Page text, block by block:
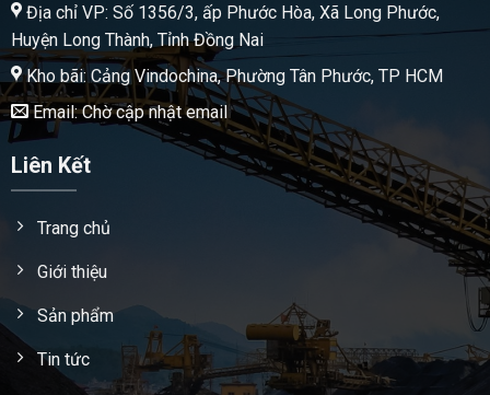
Địa chỉ VP: Số 1356/3, ấp Phước Hòa, Xã Long Phước,
Huyện Long Thành, Tỉnh Đồng Nai
Kho bãi: Cảng Vindochina, Phường Tân Phước, TP HCM
Email: Chờ cập nhật email
Liên Kết
Trang chủ
Giới thiệu
Sản phẩm
Tin tức